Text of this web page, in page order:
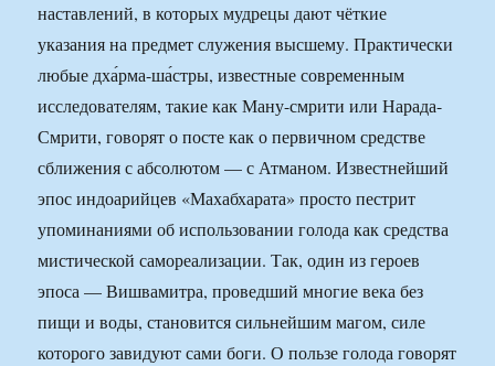
наставлений, в которых мудрецы дают чёткие
указания на предмет служения высшему. Практически
любые дха́рма-ша́стры, известные современным
исследователям, такие как Ману-смрити или Нарада-
Смрити, говорят о посте как о первичном средстве
сближения с абсолютом — с Атманом. Известнейший
эпос индоарийцев «Махабхарата» просто пестрит
упоминаниями об использовании голода как средства
мистической самореализации. Так, один из героев
эпоса — Вишвамитра, проведший многие века без
пищи и воды, становится сильнейшим магом, силе
которого завидуют сами боги. О пользе голода говорят